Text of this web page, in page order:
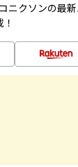
ニクソンの最